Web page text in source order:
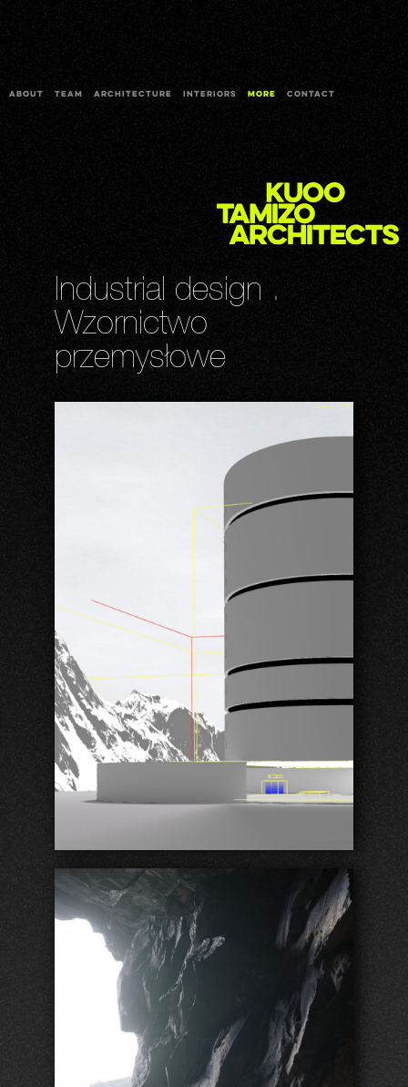
ABOUT TEAM ARCHITECTURE INTERIORS MORE CONTACT
Industrial design .
Wzornictwo
przemysłowe